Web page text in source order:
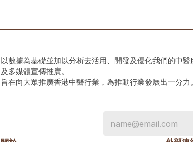
以數據為基礎並加以分析去活用、開發及優化我們的中
及多媒體宣傳推廣。
旨在向大眾推廣香港中醫行業，為推動行業發展出一分力。